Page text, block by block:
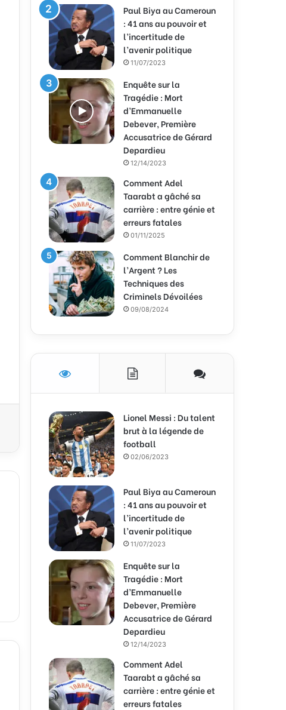
Paul Biya au Cameroun
: 41 ans au pouvoir et
l’incertitude de
l’avenir politique
11/07/2023
Enquête sur la
Tragédie : Mort
d’Emmanuelle
Debever, Première
Accusatrice de Gérard
Depardieu
12/14/2023
Comment Adel
Taarabt a gâché sa
carrière : entre génie et
erreurs fatales
01/11/2025
Comment Blanchir de
l’Argent ? Les
Techniques des
Criminels Dévoilées
09/08/2024
Lionel Messi : Du talent
brut à la légende de
football
02/06/2023
Paul Biya au Cameroun
: 41 ans au pouvoir et
l’incertitude de
l’avenir politique
11/07/2023
Enquête sur la
Tragédie : Mort
d’Emmanuelle
Debever, Première
Accusatrice de Gérard
Depardieu
12/14/2023
Comment Adel
Taarabt a gâché sa
carrière : entre génie et
erreurs fatales